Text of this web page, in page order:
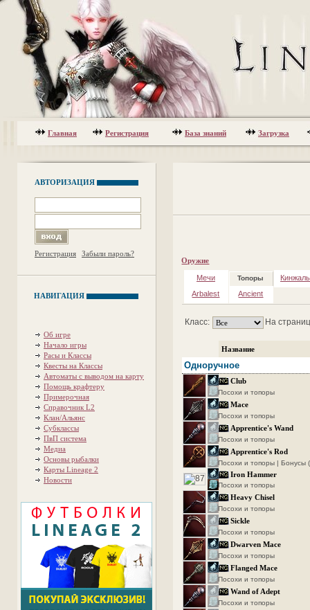
Главная Регистрация База знаний Загрузка
АВТОРИЗАЦИЯ
Регистрация Забыли пароль?
НАВИГАЦИЯ
Об игре
Начало игры
Расы и Классы
Квесты на Классы
Автоматы с выводом на карту
Помощь крафтеру
Примерочная
Справочник L2
Клан/Альянс
Субклассы
ПвП система
Медиа
Основы рыбалки
Карты Lineage 2
Новости
Оружие
Мечи Топоры
Arbalest
Ancient
Класс: На
Название
Одноручное
Club
Посохи и топоры
Mace
Посохи и топоры
Apprentice's Wand
Посохи и топоры
Apprentice's Rod
Посохи и топоры | Бонусы
Iron Hammer
Посохи и топоры
Heavy Chisel
Посохи и топоры
Sickle
Посохи и топоры
Dwarven Mace
Посохи и топоры
Flanged Mace
Посохи и топоры
Wand of Adept
Посохи и топоры